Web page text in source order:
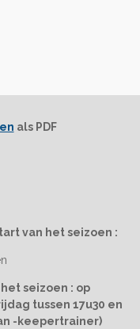
als PDF
van het seizoen :
seizoen : op
tussen 17u30 en
-keepertrainer)